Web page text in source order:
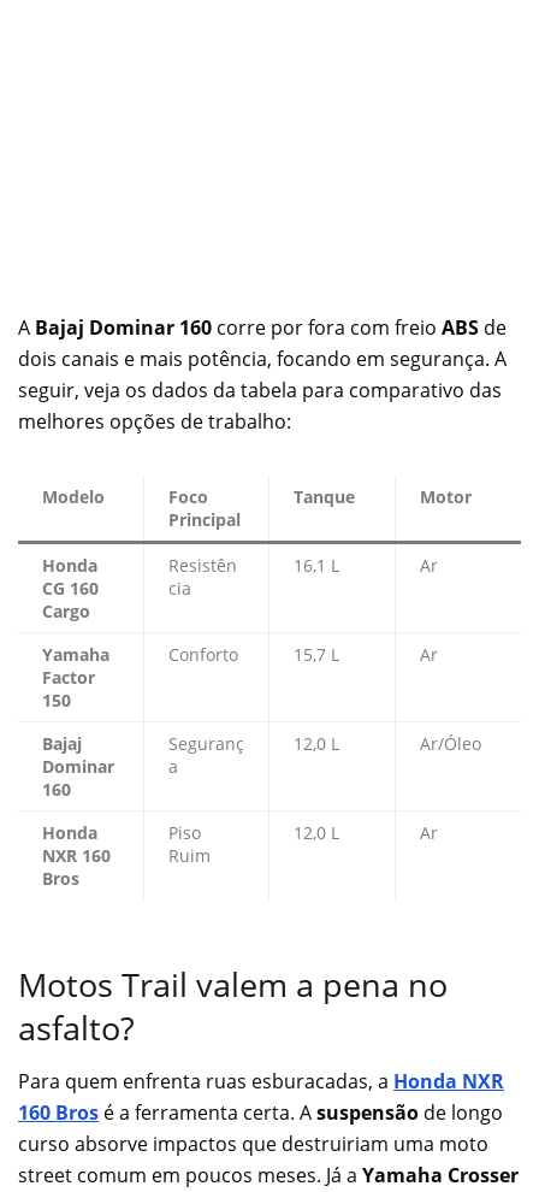
A Bajaj Dominar 160 corre por fora com freio ABS de
dois canais e mais potência, focando em segurança. A
seguir, veja os dados da tabela para comparativo das
melhores opções de trabalho:
Modelo
Foco
Principal
Tanque Motor
Honda
CG 160
Cargo
Resistên
cia
16,1 L Ar
Yamaha
Factor
150
Conforto 15,7 L Ar
Bajaj
Dominar
160
Seguranç
a
12,0 L Ar/Óleo
Honda
NXR 160
Bros
Piso
Ruim
12,0 L Ar
Motos Trail valem a pena no
asfalto?
Para quem enfrenta ruas esburacadas, a Honda NXR
160 Bros é a ferramenta certa. Asuspensão de longo
curso absorve impactos que destruiriam uma moto
street comum em poucos meses. Já a Yamaha Crosser